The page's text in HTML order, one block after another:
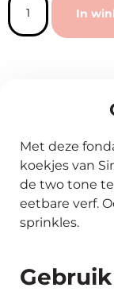
In
Met deze
koekjes van
de two tone
eetbare verf.
sprinkles.
Gebruik